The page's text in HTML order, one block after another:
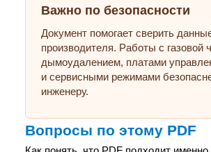
Важно по безопасности
Документ помогает сверить
производителя. Работы с газовой
дымоудалением, платами
и сервисными режимами
инженеру.
Вопросы по этому PDF